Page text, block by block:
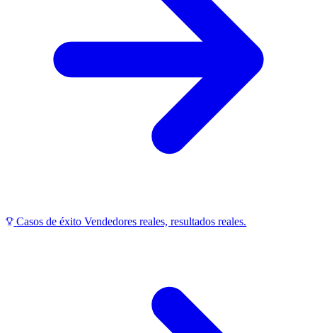
Casos de éxito Vendedores reales, resultados reales.